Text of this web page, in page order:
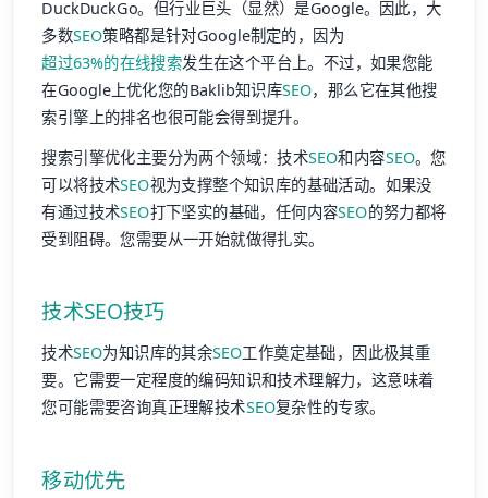
DuckDuckGo。但行业巨头（显然）是Google。因此，大
多数SEO策略都是针对Google制定的，因为
超过63%的在线搜索发生在这个平台上。不过，如果您能
在Google上优化您的Baklib知识库SEO，那么它在其他搜
索引擎上的排名也很可能会得到提升。
搜索引擎优化主要分为两个领域：技术SEO和内容SEO。您
可以将技术SEO视为支撑整个知识库的基础活动。如果没
有通过技术SEO打下坚实的基础，任何内容SEO的努力都将
受到阻碍。您需要从一开始就做得扎实。
技术SEO技巧
技术SEO为知识库的其余SEO工作奠定基础，因此极其重
要。它需要一定程度的编码知识和技术理解力，这意味着
您可能需要咨询真正理解技术SEO复杂性的专家。
移动优先